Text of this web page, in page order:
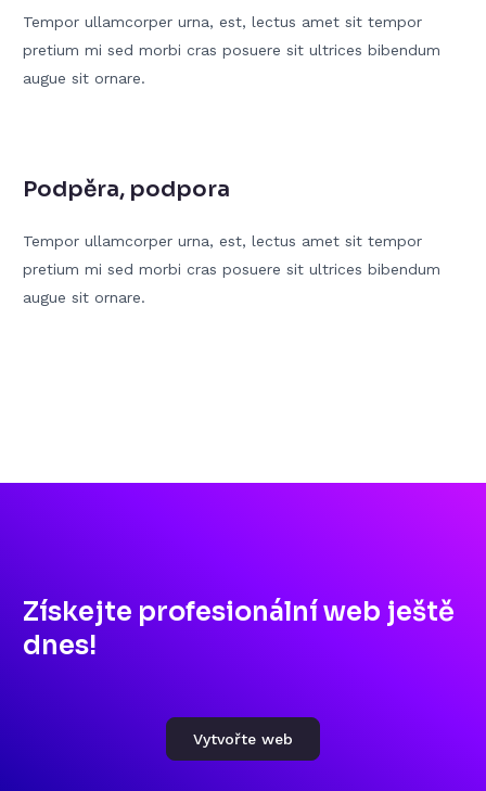
Tempor ullamcorper urna, est, lectus amet sit tempor
pretium mi sed morbi cras posuere sit ultrices bibendum
augue sit ornare.
Podpěra, podpora
Tempor ullamcorper urna, est, lectus amet sit tempor
pretium mi sed morbi cras posuere sit ultrices bibendum
augue sit ornare.
Získejte profesionální web ještě
dnes!
Vytvořte web